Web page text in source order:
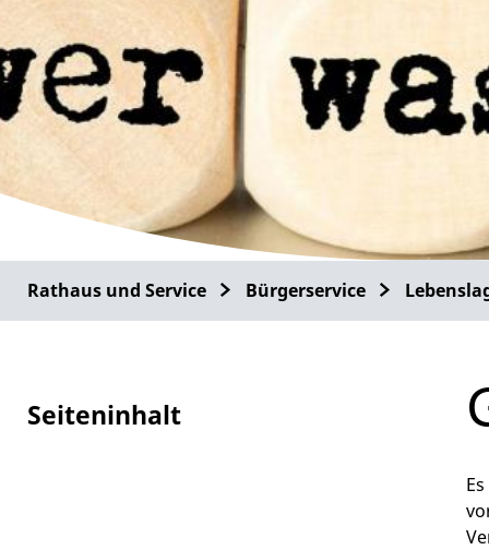
Rathaus und Service Bürgerservice
Seiteninhalt